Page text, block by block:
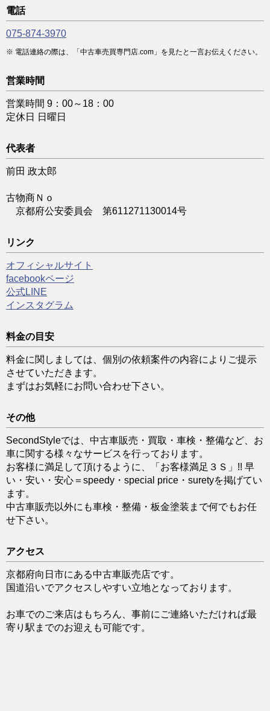
電話
075-874-3970
電話連絡の際は、「中古車売買専門店.com」を見たと一言お伝えください。
営業時間
営業時間 9：00～18：00
定休日 日曜日
代表者
前田 政太郎
古物商Ｎｏ
京都府公安委員会 第611271130014号
リンク
オフィシャルサイト
facebookページ
公式LINE
インスタグラム
料金の目安
料金に関しましては、個別の依頼案件の内容によりご提示
させていただきます。
まずはお気軽にお問い合わせ下さい。
その他
SecondStyleでは、中古車販売・買取・車検・整備など、お
車に関する様々なサービスを行っております。
お客様に満足して頂けるように、「お客様満足３Ｓ」!! 早
い・安い・安心＝speedy・special price・suretyを掲げてい
ます。
中古車販売以外にも車検・整備・板金塗装まで何でもお任
せ下さい。
アクセス
京都府向日市にある中古車販売店です。
国道沿いでアクセスしやすい立地となっております。
お車でのご来店はもちろん、事前にご連絡いただければ最
寄り駅までのお迎えも可能です。